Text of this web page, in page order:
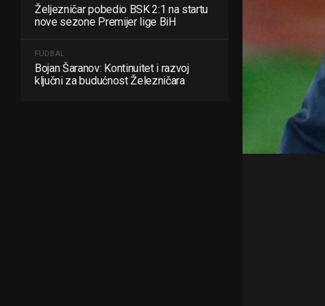
Željezničar pobedio BSK 2:1 na startu
nove sezone Premijer lige BiH
FUDBAL
Bojan Šaranov: Kontinuitet i razvoj
ključni za budućnost Železničara